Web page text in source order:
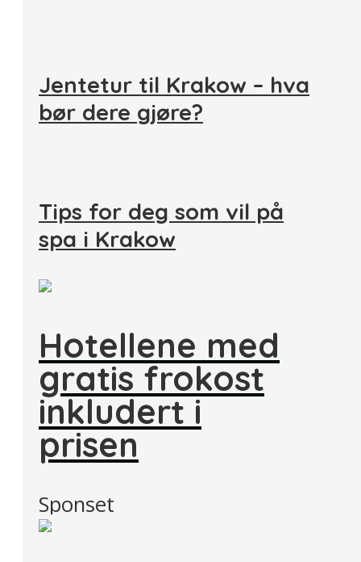
Jentetur til Krakow – hva
bør dere gjøre?
Tips for deg som vil på
spa i Krakow
Hotellene med
gratis frokost
inkludert i
prisen
Sponset